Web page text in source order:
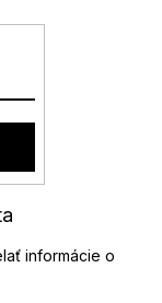
informácie o